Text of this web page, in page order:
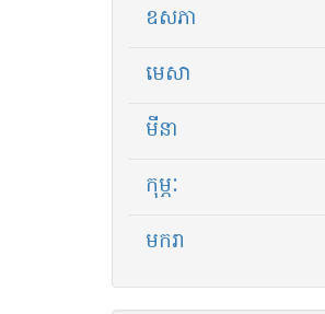
ឧសភា
មេសា
មីនា
កុម្ភៈ
មករា